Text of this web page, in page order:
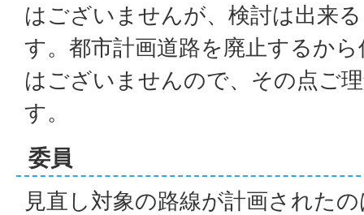
はございませんが、検討は出来
す。都市計画道路を廃止するか
はございませんので、その点ご
す。
委員
見直し対象の路線が計画された